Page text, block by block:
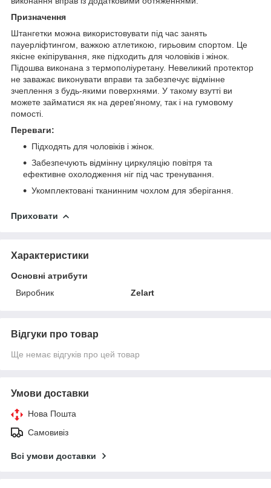
Призначення
Штангетки можна використовувати під час занять
пауерліфтингом, важкою атлетикою, гирьовим спортом. Це
якісне екіпірування, яке підходить для чоловіків і жінок.
Підошва виконана з термополіуретану. Невеликий протектор
не заважає виконувати вправи та забезпечує відмінне
зчеплення з будь-якими поверхнями. У такому взутті ви
можете займатися як на дерев'яному, так і на гумовому
помості.
Переваги:
Підходять для чоловіків і жінок.
Забезпечують відмінну циркуляцію повітря та
ефективне охолодження ніг під час тренування.
Укомплектовані тканинним чохлом для зберігання.
Приховати
Характеристики
Основні атрибути
Виробник
Zelart
Відгуки про товар
Ще немає відгуків про цей товар
Умови доставки
Нова Пошта
Самовивіз
Всі умови доставки